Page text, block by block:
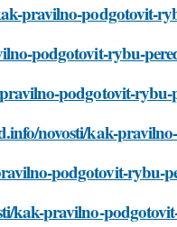
pravilno-podgotovit-
podgotovit-rybu-
podgotovit-
novosti/kak-
podgotovit-rybu-
kak-pravilno-